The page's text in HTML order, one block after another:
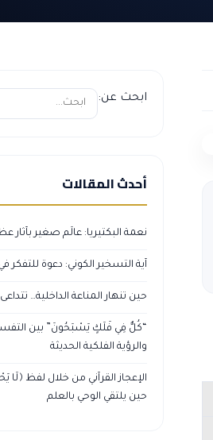
ابحث عن:
أحدث المقالات
نعمة البكتيريا: عالَم صغير بآثار
آية التسخير الكوني: دعوة للتفكر
حين تنهار المناعة الداخلية…
“كُلٌّ فِي فَلَكٍ يَسْبَحُونَ” بين
والرؤية الفلكية الحديثة
الإعجاز القرآني من خلال لفظ ﴿لَا
حين يلتقي الوحي بالعلم